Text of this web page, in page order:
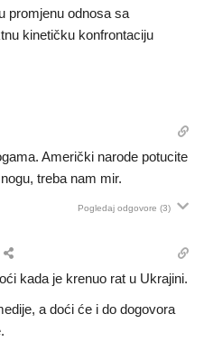
promjenu odnosa sa
kinetičku konfrontaciju
Američki narode potucite
treba nam mir.
Pogledaj odgovore (3)
kada je krenuo rat u Ukrajini.
a doći će i do dogovora